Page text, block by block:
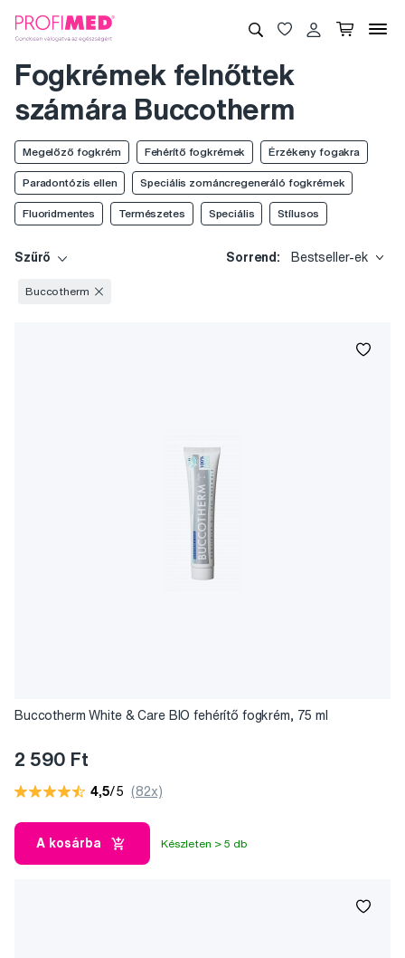
Fogkrémek felnőttek
számára Buccotherm
Megelőző fogkrém Fehérítő fogkrémek Érzékeny fogakra
Paradontózis ellen Speciális zománcregeneráló fogkrémek
Fluoridmentes Természetes Speciális Stílusos
Szűrő Sorrend: Bestseller-ek
Buccotherm
Buccotherm White & Care BIO fehérítő fogkrém, 75 ml
2 590 Ft
4,5/5 (82x)
A kosárba Készleten > 5 db